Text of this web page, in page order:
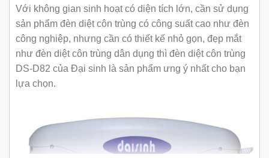
Với không gian sinh hoạt có diện tích lớn, cần sử dụng
sản phẩm đèn diệt côn trùng có công suất cao như đèn
công nghiệp, nhưng cần có thiết kế nhỏ gọn, đẹp mắt
như đèn diệt côn trùng dân dụng thì đèn diệt côn trùng
DS-D82 của Đại sinh là sản phẩm ưng ý nhất cho bạn
lựa chọn.